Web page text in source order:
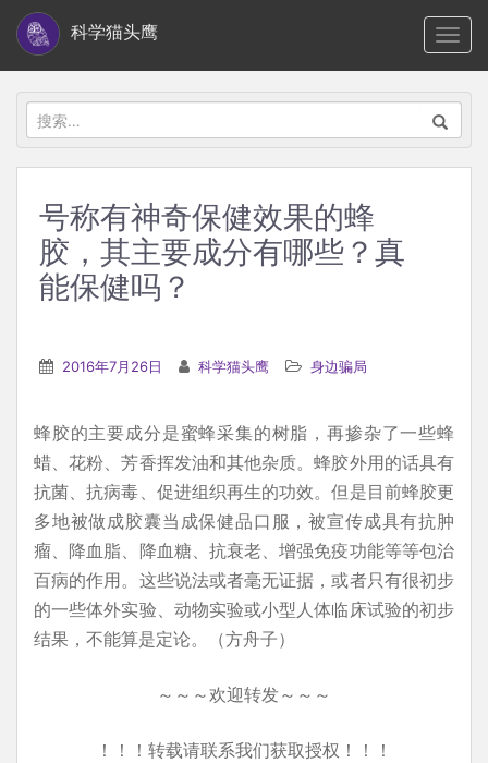
i
科学猫头鹰
搜
索：
号称有神奇保健效果的蜂
胶，其主要成分有哪些？真
能保健吗？
2016年7月26日 科学猫头鹰 身边骗局
蜂胶的主要成分是蜜蜂采集的树脂，再掺杂了一些蜂
蜡、花粉、芳香挥发油和其他杂质。蜂胶外用的话具有
抗菌、抗病毒、促进组织再生的功效。但是目前蜂胶更
多地被做成胶囊当成保健品口服，被宣传成具有抗肿
瘤、降血脂、降血糖、抗衰老、增强免疫功能等等包治
百病的作用。这些说法或者毫无证据，或者只有很初步
的一些体外实验、动物实验或小型人体临床试验的初步
结果，不能算是定论。（方舟子）
～～～欢迎转发～～～
！！！转载请联系我们获取授权！！！